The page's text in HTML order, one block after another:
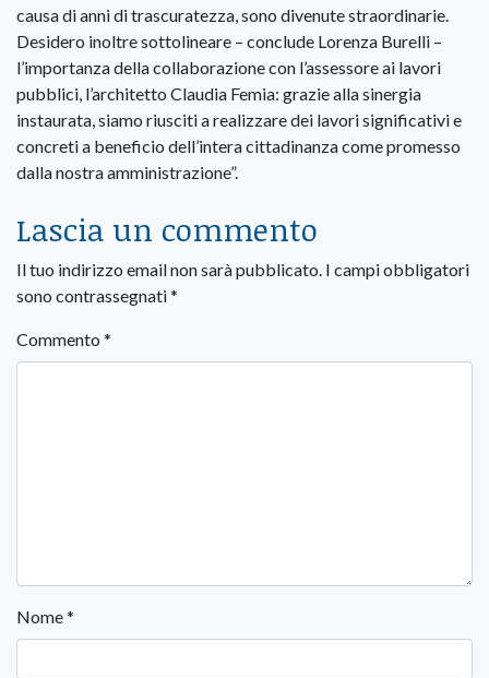
causa di anni di trascuratezza, sono divenute straordinarie.
Desidero inoltre sottolineare – conclude Lorenza Burelli –
l’importanza della collaborazione con l’assessore ai lavori
pubblici, l’architetto Claudia Femia: grazie alla sinergia
instaurata, siamo riusciti a realizzare dei lavori significativi e
concreti a beneficio dell’intera cittadinanza come promesso
dalla nostra amministrazione”.
Lascia un commento
Il tuo indirizzo email non sarà pubblicato. I campi obbligatori
sono contrassegnati*
Commento *
Nome*